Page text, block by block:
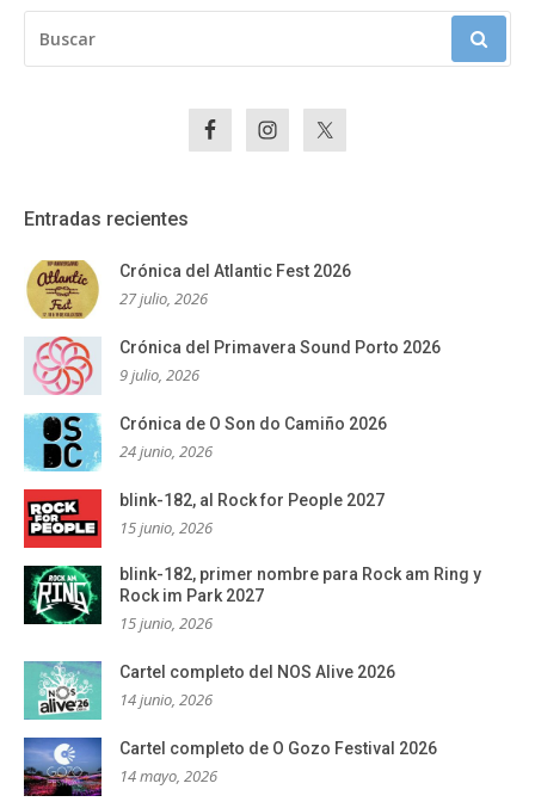
Entradas recientes
Crónica del Atlantic Fest 2026
27 julio, 2026
Crónica del Primavera Sound Porto 2026
9 julio, 2026
Crónica de O Son do Camiño 2026
24 junio, 2026
blink-182, al Rock for People 2027
15 junio, 2026
blink-182, primer nombre para Rock am Ring y
Rock im Park 2027
15 junio, 2026
Cartel completo del NOS Alive 2026
14 junio, 2026
Cartel completo de O Gozo Festival 2026
14 mayo, 2026